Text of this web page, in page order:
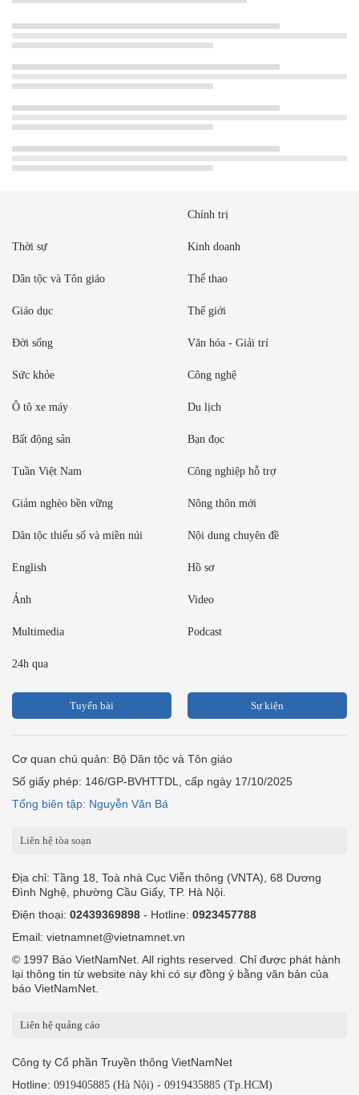
Chính trị
Thời sự Kinh doanh
Dân tộc và Tôn giáo Thể thao
Giáo dục Thế giới
Đời sống Văn hóa - Giải trí
Sức khỏe Công nghệ
Ô tô xe máy Du lịch
Bất động sản Bạn đọc
Tuần Việt Nam Công nghiệp hỗ trợ
Giảm nghèo bền vững Nông thôn mới
Dân tộc thiểu số và miền núi Nội dung chuyên đề
English Hồ sơ
Ảnh Video
Multimedia Podcast
24h qua
Tuyến bài Sự kiện
Cơ quan chủ quản: Bộ Dân tộc và Tôn giáo
Số giấy phép: 146/GP-BVHTTDL, cấp ngày 17/10/2025
Tổng biên tập: Nguyễn Văn Bá
Liên hệ tòa soạn
Địa chỉ: Tầng 18, Toà nhà Cục Viễn thông (VNTA), 68 Dương
Đình Nghệ, phường Cầu Giấy, TP. Hà Nội.
Điện thoại: 02439369898 - Hotline: 0923457788
Email: vietnamnet@vietnamnet.vn
© 1997 Báo VietNamNet. All rights reserved. Chỉ được phát hành
lại thông tin từ website này khi có sự đồng ý bằng văn bản của
báo VietNamNet.
Liên hệ quảng cáo
Công ty Cổ phần Truyền thông VietNamNet
Hotline: 0919405885 (Hà Nội) - 0919435885 (Tp.HCM)